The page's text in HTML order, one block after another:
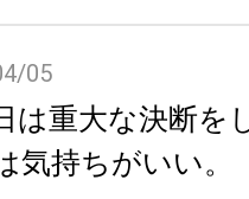
05
は重大な決断
気持ちがいい。